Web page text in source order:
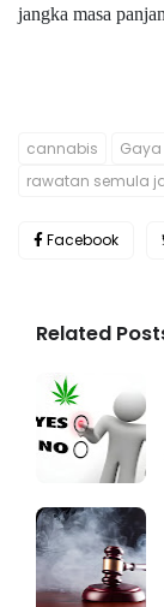
jangka masa
cannabis
rawatan semula
Facebook
Related